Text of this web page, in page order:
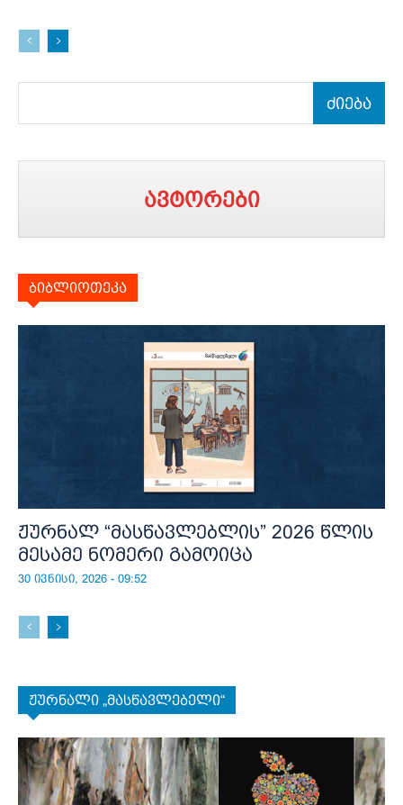
ძიება
ავტორები
ბიბლიოთეკა
ჟურნალ “მასწავლებლის” 2026 წლის
მესამე ნომერი გამოიცა
30 ივნისი, 2026 - 09:52
ჟურნალი „მასწავლებელი“